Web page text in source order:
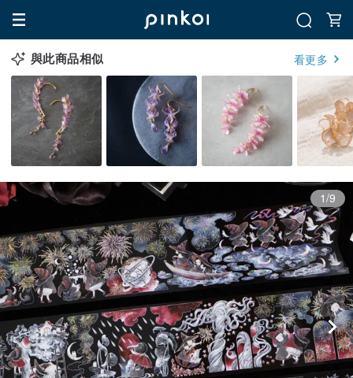
與此商品相似 看更多
1/9